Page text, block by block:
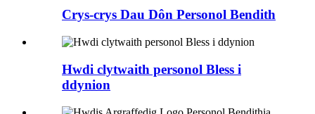
Crys-crys Dau Dôn Personol Bendith
Hwdi clytwaith personol Bless i
ddynion